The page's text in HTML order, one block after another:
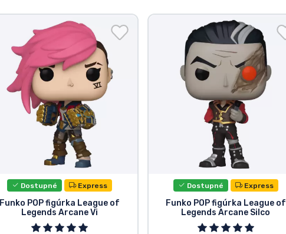
Dostupné Express
Funko POP figúrka League of
Legends Arcane Vi
Dostupné Express
Funko POP figúrka League of
Legends Arcane Silco